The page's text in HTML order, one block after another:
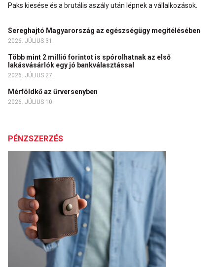
Paks kiesése és a brutális aszály után lépnek a vállalkozások.
Sereghajtó Magyarország az egészségügy megítélésében
2026. JÚLIUS 31.
Több mint 2 millió forintot is spórolhatnak az első
lakásvásárlók egy jó bankválasztással
2026. JÚLIUS 27.
Mérföldkő az űrversenyben
2026. JÚLIUS 10.
PÉNZSZERZÉS